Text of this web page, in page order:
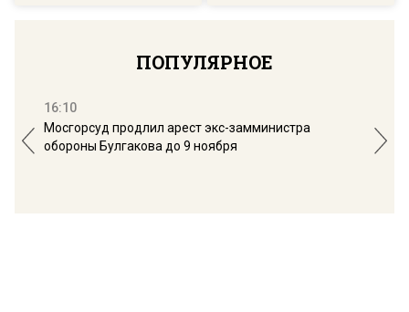
ПОПУЛЯРНОЕ
16:10
Мосгорсуд продлил арест экс-замминистра
обороны Булгакова до 9 ноября